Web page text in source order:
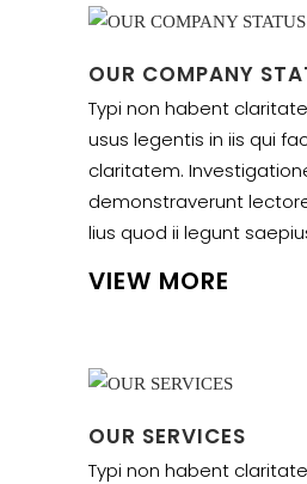
OUR COMPANY
Typi non habent
usus legentis in iis qui
claritatem.
demonstraverunt
lius quod ii legunt
VIEW MORE
OUR SERVICES
Typi non habent